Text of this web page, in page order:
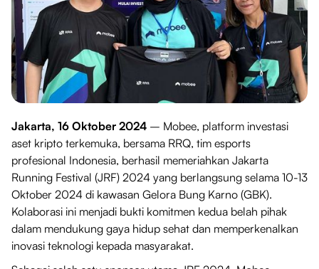
Jakarta, 16 Oktober 2024 – Mobee, platform investasi
aset kripto terkemuka, bersama RRQ, tim esports
profesional Indonesia, berhasil memeriahkan Jakarta
Running Festival (JRF) 2024 yang berlangsung selama 10-13
Oktober 2024 di kawasan Gelora Bung Karno (GBK).
Kolaborasi ini menjadi bukti komitmen kedua belah pihak
dalam mendukung gaya hidup sehat dan memperkenalkan
inovasi teknologi kepada masyarakat.